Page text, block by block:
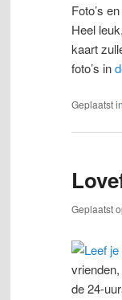
Foto’s
Heel
kaart
foto’s in
Geplaatst in
Geplaatst
de 24-